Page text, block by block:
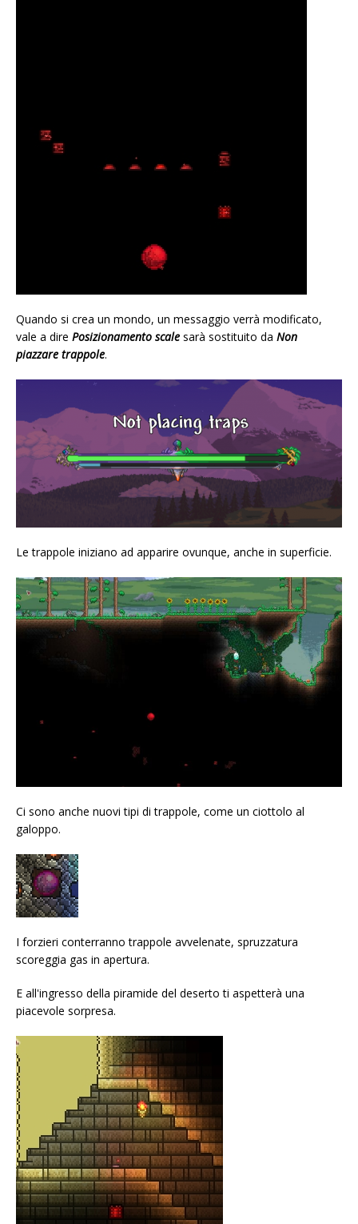
Quando si crea un mondo, un messaggio verrà modificato,
vale a dire Posizionamento scale sarà sostituito da Non
piazzare trappole.
Le trappole iniziano ad apparire ovunque, anche in superficie.
Ci sono anche nuovi tipi di trappole, come un ciottolo al
galoppo.
I forzieri conterranno trappole avvelenate, spruzzatura
scoreggia gas in apertura.
E all'ingresso della piramide del deserto ti aspetterà una
piacevole sorpresa.